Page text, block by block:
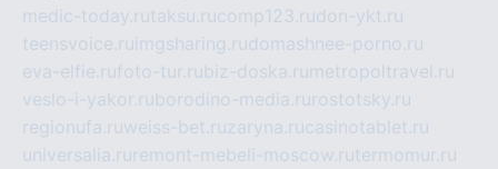
medic-today.rutaksu.rucomp123.rudon-ykt.ru
teensvoice.ru imgsharing.rudomashnee-porno.ru
eva-elfie.rufoto-tur.rubiz-doska.ru metropoltravel.ru
veslo-i-yakor.ruborodino-media.ru rostotsky.ru
regionufa.ruweiss-bet.ruzaryna.rucasinotablet.ru
universalia.ru remont-mebeli-moscow.rutermomur.ru